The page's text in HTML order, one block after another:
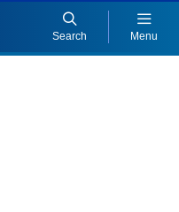
Search Menu